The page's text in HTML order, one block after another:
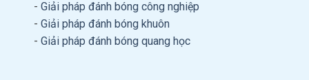
- Giải pháp đánh bóng công nghiệp
- Giải pháp đánh bóng khuôn
- Giải pháp đánh bóng quang học